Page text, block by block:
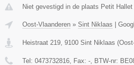
Niet gevestigd in de plaats Petit Hallet
Oost-Vlaanderen » Sint Niklaas |
Heistraat 219 9100 Sint Niklaas (
Tel: 0473732816 , Fax: - , BTW-nr: